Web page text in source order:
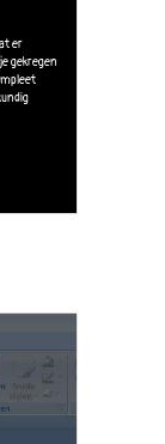
er
gekregen